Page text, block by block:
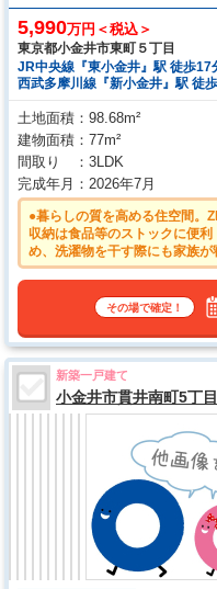
5,990万円＜税込＞
東京都小金井市東町５丁目
JR中央線『東小金井』駅 徒歩17
西武多摩川線『新小金井』駅 徒
土地面積
98.68m²
建物面積
77m²
間取り
3LDK
完成年月
2026年7月
●暮らしの質を高める住空間
収納は食品等のストックに便
め、洗濯物を干す際にも家族
利です。 ●ご家族の様子を確
その場で確定！
新築一戸建て
小金井市貫井南町5